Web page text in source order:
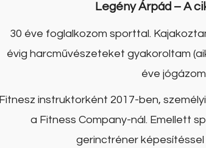
Legény Árpád – A
30 éve foglalkozom sporttal.
évig harcművészeteket gyakoroltam
éve jógázom
Fitnesz instruktorként 2017-ben,
a Fitness Company-nál. Emellett
gerinctréner képesítéssel